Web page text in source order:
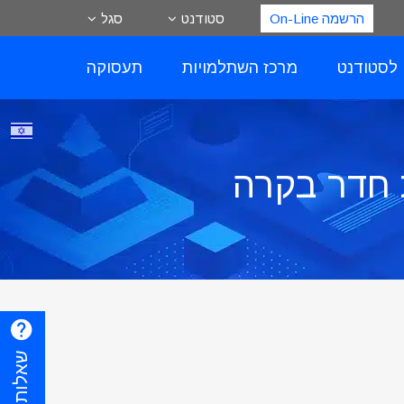
הרשמה On-Line סטודנט סגל
לסטודנט מרכז השתלמויות תעסוקה
חדר בקרה